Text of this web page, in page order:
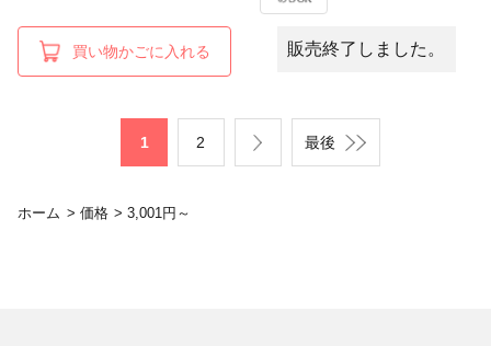
買い物かごに入れる 販売終了しました。
1 2 最後
ホーム > 価格 > 3,001円～